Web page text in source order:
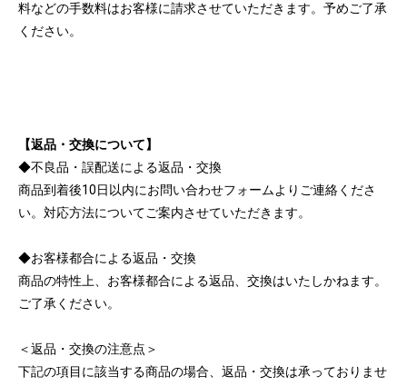
料などの手数料はお客様に請求させていただきます。予めご了承
ください。
【返品・交換について】
◆不良品・誤配送による返品・交換
商品到着後10日以内にお問い合わせフォームよりご連絡くださ
い。対応方法についてご案内させていただきます。
◆お客様都合による返品・交換
商品の特性上、お客様都合による返品、交換はいたしかねます。
ご了承ください。
＜返品・交換の注意点＞
下記の項目に該当する商品の場合、返品・交換は承っておりませ